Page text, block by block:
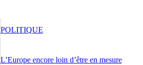
L’Europe encore loin d’être en mesure
POLITIQUE